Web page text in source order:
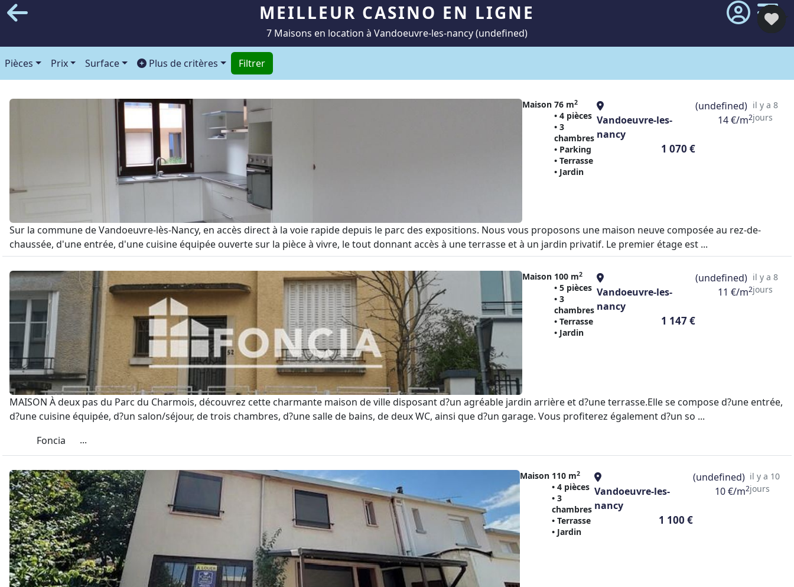
MEILLEUR CASINO EN LIGNE
7 Maisons en location à Vandoeuvre-les-nancy (undefined)
Pièces Prix Surface Plus de critères Filtrer
Maison 76 m2
• 4 pièces
• 3
chambres
• Parking
• Terrasse
• Jardin
Vandoeuvre-les-
nancy
1 070 €
(undefined)
14 €/m2
il y a 8
jours
Sur la commune de Vandoeuvre-lès-Nancy, en accès direct à la voie rapide depuis le parc des expositions. Nous vous proposons une maison neuve composée au rez-de-
chaussée, d'une entrée, d'une cuisine équipée ouverte sur la pièce à vivre, le tout donnant accès à une terrasse et à un jardin privatif. Le premier étage est ...
Maison 100 m2
• 5 pièces
• 3
chambres
• Terrasse
• Jardin
Vandoeuvre-les-
nancy
1 147 €
(undefined)
11 €/m2
il y a 8
jours
MAISON À deux pas du Parc du Charmois, découvrez cette charmante maison de ville disposant d?un agréable jardin arrière et d?une terrasse.Elle se compose d?une entrée,
d?une cuisine équipée, d?un salon/séjour, de trois chambres, d?une salle de bains, de deux WC, ainsi que d?un garage. Vous profiterez également d?un so ...
Foncia
...
Maison 110 m2
• 4 pièces
• 3
chambres
• Terrasse
• Jardin
Vandoeuvre-les-
nancy
1 100 €
(undefined)
10 €/m2
il y a 10
jours